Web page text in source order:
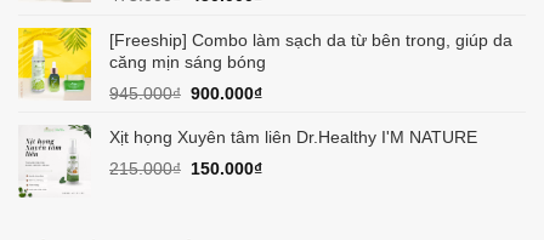
là:
475.000₫.
tại
là:
[Freeship] Combo làm sạch da từ bên trong, giúp da
căng mịn sáng bóng
945.000₫ Giá
là:
900.000₫Giá
tại
900.000₫.
Xịt họng Xuyên tâm liên Dr.Healthy I'M NATURE
215.000₫ Giá
150.000₫Giá